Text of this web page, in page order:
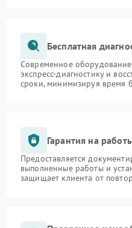
Бесплатная
Современное
экспресс-диагностику и
сроки, минимизируя время
Гарантия на
Предоставляется
выполненные работы и
защищает клиента от